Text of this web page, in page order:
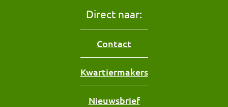
Direct naar:
Contact
Kwartiermakers
Nieuwsbrief